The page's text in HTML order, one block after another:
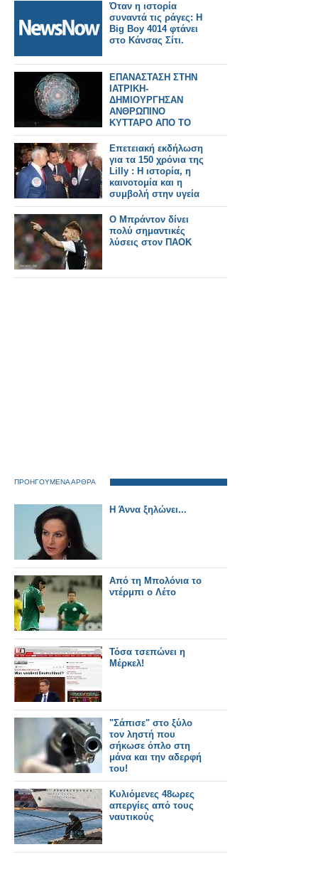
Όταν η ιστορία
συναντά τις ράγες: Η
Big Boy 4014 φτάνει
στο Κάνσας Σίτι.
ΕΠΑΝΑΣΤΑΣΗ ΣΤΗΝ
ΙΑΤΡΙΚΗ-
ΔΗΜΙΟΥΡΓΗΣΑΝ
ΑΝΘΡΩΠΙΝΟ
ΚΥΤΤΑΡΟ ΑΠΟ ΤΟ
ΜΗΔΕΝ
Επετειακή εκδήλωση
για τα 150 χρόνια της
Lilly : Η ιστορία, η
καινοτομία και η
συμβολή στην υγεία
Ο Μπράντον δίνει
πολύ σημαντικές
λύσεις στον ΠΑΟΚ
ΠΡΟΗΓΟΥΜΕΝΑ ΑΡΘΡΑ
Η Άννα ξηλώνει...
Από τη Μπολόνια το
ντέρμπι ο Λέτο
Τόσα τσεπώνει η
Μέρκελ!
"Σάπισε" στο ξύλο
τον ληστή που
σήκωσε όπλο στη
μάνα και την αδερφή
του!
Κυλιόμενες 48ωρες
απεργίες από τους
ναυτικούς